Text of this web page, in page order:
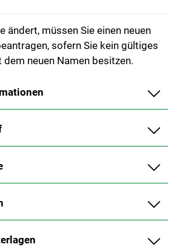
ändert, müssen Sie einen neuen
sofern Sie kein gültiges
neuen Namen besitzen.